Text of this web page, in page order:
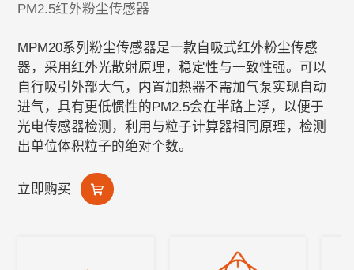
PM2.5红外粉尘传感器
MPM20系列粉尘传感器是一款自吸式红外粉尘传感
器，采用红外光散射原理，稳定性与一致性强。可以
自行吸引外部大气，内置加热器不需加气泵实现自动
进气，具有更低惯性的PM2.5会在半路上浮，以便于
光电传感器检测，利用与粒子计算器相同原理，检测
出单位体积粒子的绝对个数。
立即购买